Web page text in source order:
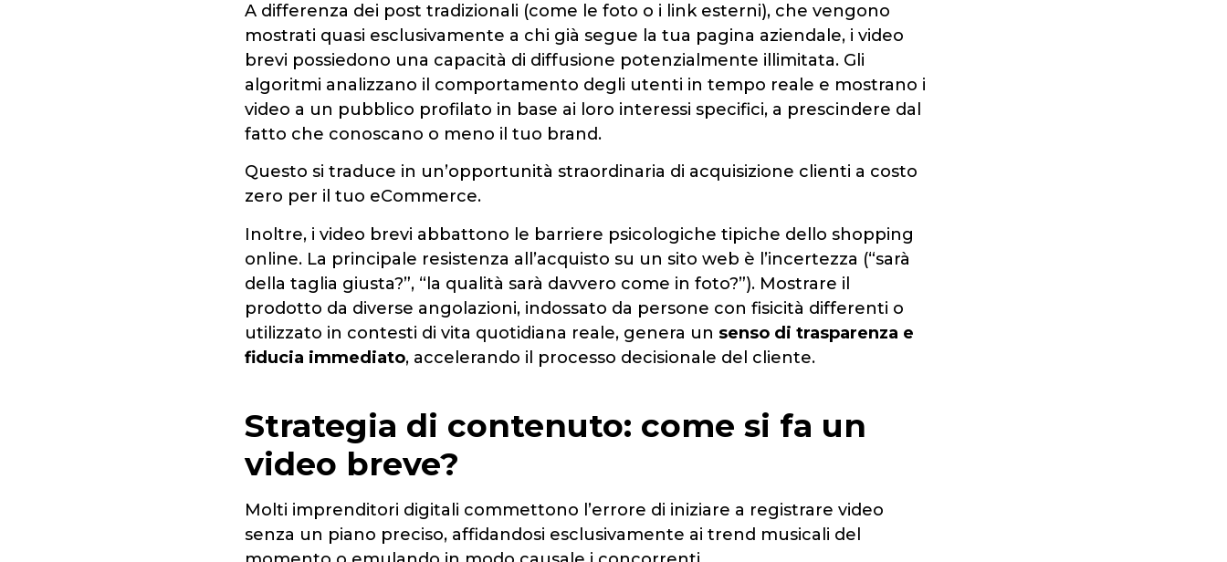
A differenza dei post tradizionali (come le foto o i link esterni), che vengono
mostrati quasi esclusivamente a chi già segue la tua pagina aziendale, i video
brevi possiedono una capacità di diffusione potenzialmente illimitata. Gli
algoritmi analizzano il comportamento degli utenti in tempo reale e mostrano i
video a un pubblico profilato in base ai loro interessi specifici, a prescindere dal
fatto che conoscano o meno il tuo brand.
Questo si traduce in un’opportunità straordinaria di acquisizione clienti a costo
zero per il tuo eCommerce.
Inoltre, i video brevi abbattono le barriere psicologiche tipiche dello shopping
online. La principale resistenza all’acquisto su un sito web è l’incertezza (“sarà
della taglia giusta?”, “la qualità sarà davvero come in foto?”). Mostrare il
prodotto da diverse angolazioni, indossato da persone con fisicità differenti o
utilizzato in contesti di vita quotidiana reale, genera un senso di trasparenza e
fiducia immediato, accelerando il processo decisionale del cliente.
Strategia di contenuto: come si fa un
video breve?
Molti imprenditori digitali commettono l’errore di iniziare a registrare video
senza un piano preciso, affidandosi esclusivamente ai trend musicali del